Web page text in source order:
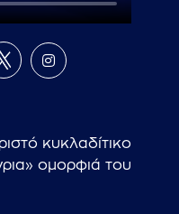
κυκλαδίτικο
ομορφιά του